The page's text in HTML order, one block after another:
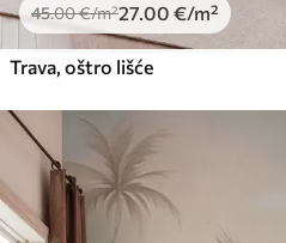
45.00€/m²27.00 €/m²
Trava, oštro lišće